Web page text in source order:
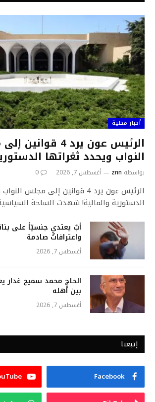
أخبار محلية
الرئيس عون يرد 4
النواب ويحدد ثغراتها
بواسطة znn أغسطس 7, 2026 0
الرئيس عون يرد 4 قوانين إلى مجلس
الدستورية والمالية! شهدت الساحة
أبٌ يعتدي جنسيّاً على
واعترافاتٌ صادمة
أغسطس 7, 2026
الحاج محمد سميح غدار
بين أهله
أغسطس 7, 2026
إتبعنا
Facebook